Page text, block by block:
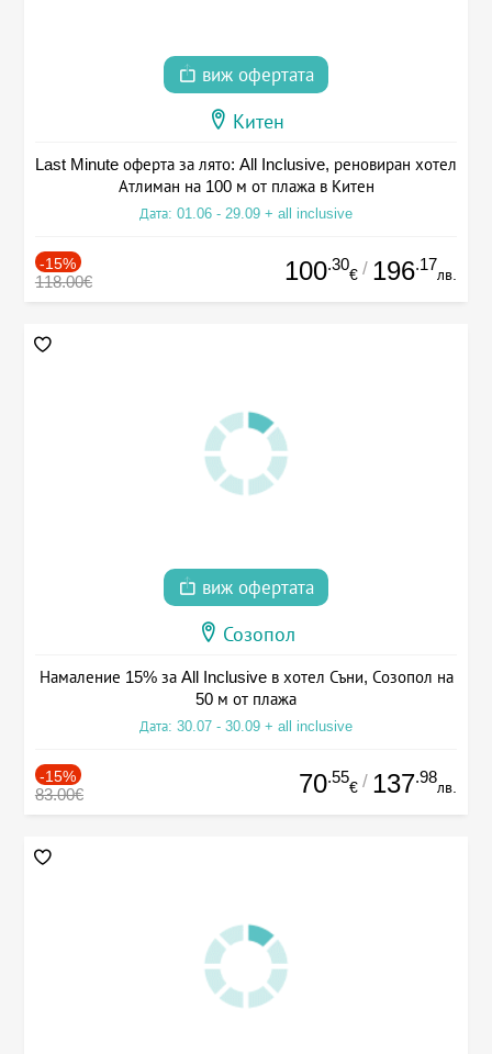
виж офертата
Китен
Last Minute оферта за лято: All Inclusive, реновиран хотел
Атлиман на 100 м от плажа в Китен
Дата: 01.06 - 29.09 + all inclusive
-15%
118.00€ 100.30
€ / 196.17
лв.
виж офертата
Созопол
Намаление 15% за All Inclusive в хотел Съни, Созопол на
50 м от плажа
Дата: 30.07 - 30.09 + all inclusive
-15%
83.00€ 70.55
€ / 137.98
лв.